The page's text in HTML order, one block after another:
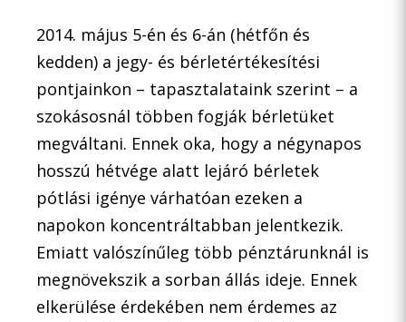
2014. május 5-én és 6-án (hétfőn és
kedden) a jegy- és bérletértékesítési
pontjainkon – tapasztalataink szerint – a
szokásosnál többen fogják bérletüket
megváltani. Ennek oka, hogy a négynapos
hosszú hétvége alatt lejáró bérletek
pótlási igénye várhatóan ezeken a
napokon koncentráltabban jelentkezik.
Emiatt valószínűleg több pénztárunknál is
megnövekszik a sorban állás ideje. Ennek
elkerülése érdekében nem érdemes az